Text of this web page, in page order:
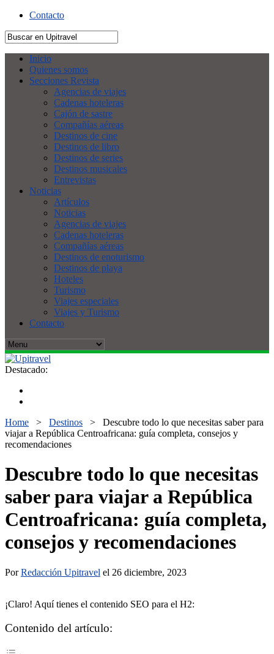
Contacto
Inicio
Quienes somos
Secciones Revista
Agencias de viajes
Cadenas hoteleras
Cajón de sastre
Compañías aéreas
Destinos de cine
Destinos de libro
Destinos de series
Destinos musicales
Entrevistas
Noticias
Artículos
Noticias
Agencias de viajes
Cadenas hoteleras
Compañías aéreas
Destinos de enoturismo
Destinos de playa
Hoteles
Turismo
Viajes especiales
Viajes y Turismo
Contacto
Destacado:
Home > Destinos > Descubre todo lo que necesitas saber para
viajar a República Centroafricana: guía completa, consejos y
recomendaciones
Descubre todo lo que necesitas
saber para viajar a República
Centroafricana: guía completa,
consejos y recomendaciones
PorRedacción Upitravel el 26 diciembre, 2023
¡Claro! Aquí tienes el contenido SEO para el H2:
Contenido del artículo: